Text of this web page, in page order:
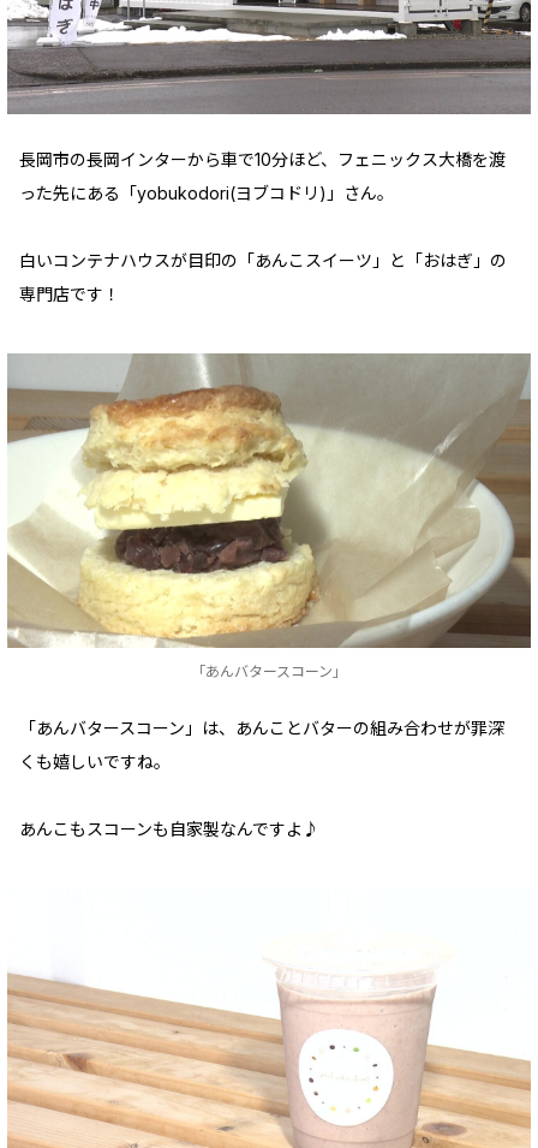
長岡市の長岡インターから車で10分ほど、フェニックス大橋を渡
った先にある「yobukodori(ヨブコドリ)」さん。
白いコンテナハウスが目印の「あんこスイーツ」と「おはぎ」の
専門店です！
「あんバタースコーン」
「あんバタースコーン」は、あんことバターの組み合わせが罪深
くも嬉しいですね。
あんこもスコーンも自家製なんですよ♪